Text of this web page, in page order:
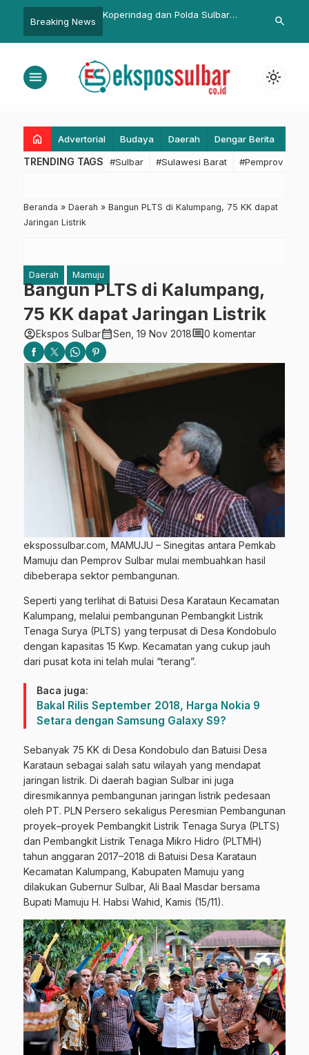
Breaking News
Beras di Kalukku,
Aman dan Takaran
Peringatan Hardiknas 2025,
yang Seenaknya Tutup Sekolah
185 PPS
search
menu light_mode
home Advertorial Budaya Daerah Dengar Berita
TRENDING TAGS #Sulbar #Sulawesi Barat #Pemprov
Beranda » Daerah » Bangun PLTS di Kalumpang, 75 KK dapat
Jaringan Listrik
Daerah Mamuju
Bangun PLTS di Kalumpang,
75 KK dapat Jaringan Listrik
account_circleEkspos Sulbarcalendar_monthSen, 19 Nov 2018comment0 komentar
ekspossulbar.com, MAMUJU – Sinegitas antara Pemkab
Mamuju dan Pemprov Sulbar mulai membuahkan hasil
dibeberapa sektor pembangunan.
Seperti yang terlihat di Batuisi Desa Karataun Kecamatan
Kalumpang, melalui pembangunan Pembangkit Listrik
Tenaga Surya (PLTS) yang terpusat di Desa Kondobulo
dengan kapasitas 15 Kwp. Kecamatan yang cukup jauh
dari pusat kota ini telah mulai “terang”.
Baca juga:
Bakal Rilis September 2018, Harga Nokia 9
Setara dengan Samsung Galaxy S9?
Sebanyak 75 KK di Desa Kondobulo dan Batuisi Desa
Karataun sebagai salah satu wilayah yang mendapat
jaringan listrik. Di daerah bagian Sulbar ini juga
diresmikannya pembangunan jaringan listrik pedesaan
oleh PT. PLN Persero sekaligus Peresmian Pembangunan
proyek–proyek Pembangkit Listrik Tenaga Surya (PLTS)
dan Pembangkit Listrik Tenaga Mikro Hidro (PLTMH)
tahun anggaran 2017–2018 di Batuisi Desa Karataun
Kecamatan Kalumpang, Kabupaten Mamuju yang
dilakukan Gubernur Sulbar, Ali Baal Masdar bersama
Bupati Mamuju H. Habsi Wahid, Kamis (15/11).